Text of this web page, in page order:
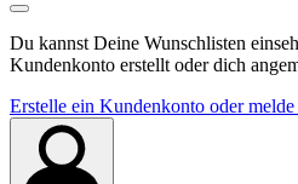
Du kannst Deine Wunschlisten
Kundenkonto erstellt oder dich
Erstelle ein Kundenkonto oder melde